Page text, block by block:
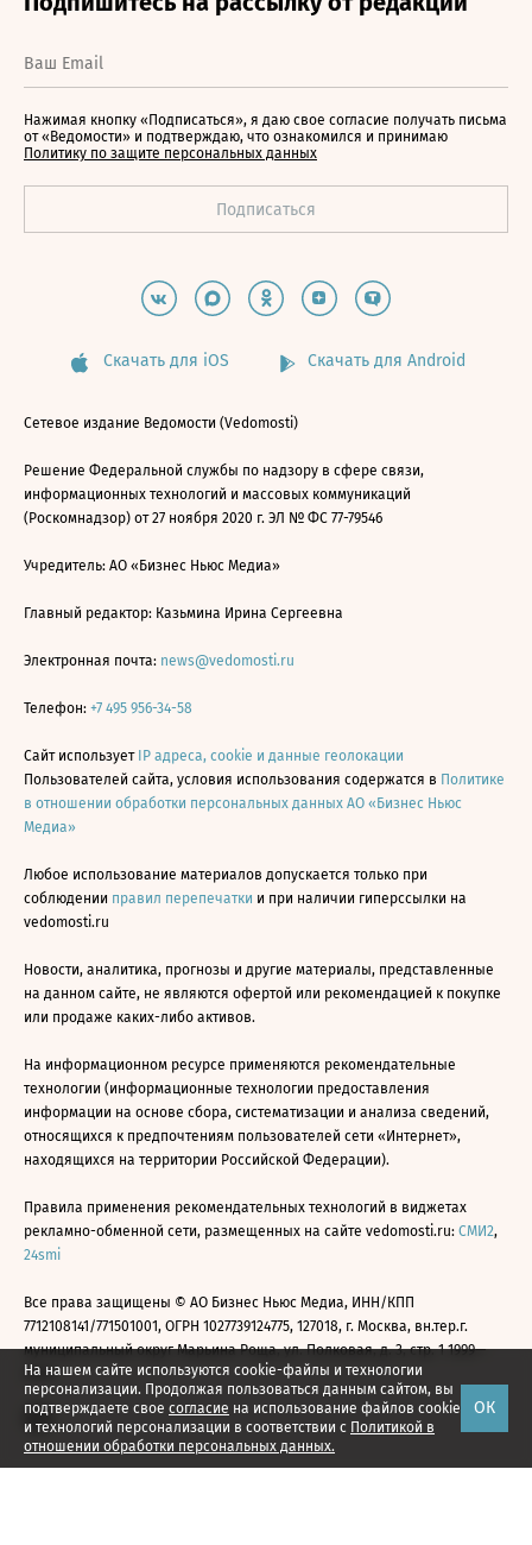
На нашем сайте используются cookie-файлы и технологии
персонализации. Продолжая пользоваться данным сайтом, вы
подтверждаете свое согласие на использование файлов cookie
и технологий персонализации в соответствии с Политикой в
отношении обработки персональных данных.
ОК
Нажимая кнопку «Подписаться», я даю свое согласие получать письма
от «Ведомости» и подтверждаю, что ознакомился и принимаю
Политику по защите персональных данных
Скачать для iOS Скачать для Android
Сетевое издание Ведомости (Vedomosti)
Решение Федеральной службы по надзору в сфере связи,
информационных технологий и массовых коммуникаций
(Роскомнадзор) от 27 ноября 2020 г. ЭЛ № ФС 77-79546
Учредитель: АО «Бизнес Ньюс Медиа»
Главный редактор: Казьмина Ирина Сергеевна
Электронная почта: news@vedomosti.ru
Телефон: +7 495 956-34-58
Сайт использует IP адреса, cookie и данные геолокации
Пользователей сайта, условия использования содержатся в Политике
в отношении обработки персональных данных АО «Бизнес Ньюс
Медиа»
Любое использование материалов допускается только при
соблюдении правил перепечатки и при наличии гиперссылки на
vedomosti.ru
Новости, аналитика, прогнозы и другие материалы, представленные
на данном сайте, не являются офертой или рекомендацией к покупке
или продаже каких-либо активов.
На информационном ресурсе применяются рекомендательные
технологии (информационные технологии предоставления
информации на основе сбора, систематизации и анализа сведений,
относящихся к предпочтениям пользователей сети «Интернет»,
находящихся на территории Российской Федерации).
Правила применения рекомендательных технологий в виджетах
рекламно-обменной сети, размещенных на сайте vedomosti.ru: СМИ2,
24smi
Все права защищены © АО Бизнес Ньюс Медиа, ИНН/КПП
7712108141/771501001, ОГРН 1027739124775, 127018, г. Москва, вн.тер.г.
муниципальный округ Марьина Роща, ул. Полковая, д. 3, стр. 1 1999—
2026